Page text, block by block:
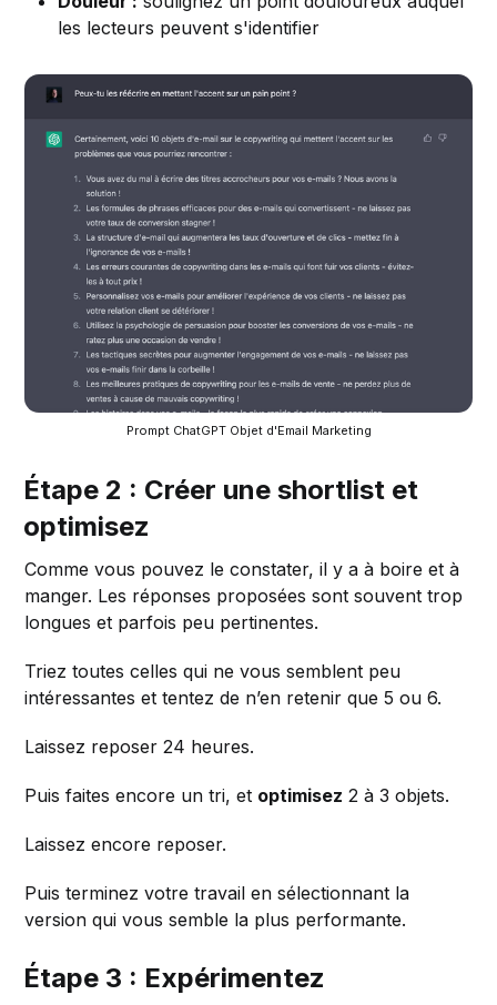
les lecteurs peuvent s'identifier
Prompt ChatGPT Objet d'Email Marketing
Étape 2 : Créer une shortlist et
optimisez
Comme vous pouvez le constater, il y a à boire et à
manger. Les réponses proposées sont souvent trop
longues et parfois peu pertinentes.
Triez toutes celles qui ne vous semblent peu
intéressantes et tentez de n’en retenir que 5 ou 6.
Laissez reposer 24 heures.
Puis faites encore un tri, et optimisez 2 à 3 objets.
Laissez encore reposer.
Puis terminez votre travail en sélectionnant la
version qui vous semble la plus performante.
Étape 3 : Expérimentez